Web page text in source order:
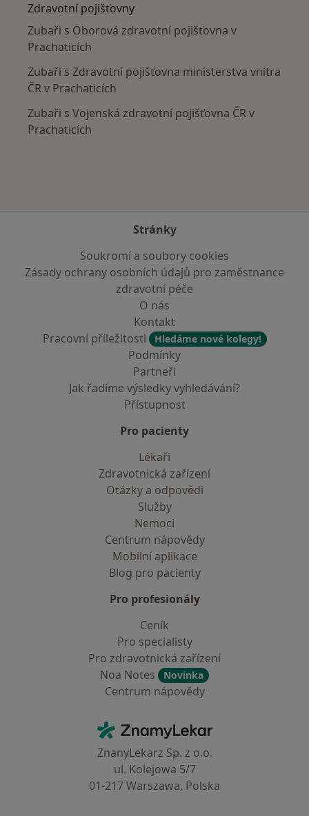
Zdravotní pojišťovny
Zubaři s Oborová zdravotní pojišťovna v
Prachaticích
Zubaři s Zdravotní pojišťovna ministerstva vnitra
ČR v Prachaticích
Zubaři s Vojenská zdravotní pojišťovna ČR v
Prachaticích
Stránky
Soukromí a soubory cookies
Zásady ochrany osobních údajů pro zaměstnance
zdravotní péče
O nás
Kontakt
Pracovní příležitosti
Hledáme nové kolegy!
Podmínky
Partneři
Jak řadíme výsledky vyhledávání?
Přístupnost
Pro pacienty
Lékaři
Zdravotnická zařízení
Otázky a odpovědi
Služby
Nemoci
Centrum nápovědy
Mobilní aplikace
Blog pro pacienty
Pro profesionály
Ceník
Pro specialisty
Pro zdravotnická zařízení
Noa Notes
Novinka
Centrum nápovědy
ZnamyLekar - Hlavní stránka
ZnanyLekarz Sp. z o.o.
ul. Kolejowa 5/7
01-217 Warszawa, Polska